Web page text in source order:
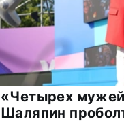
«Четырех
Шаляпин